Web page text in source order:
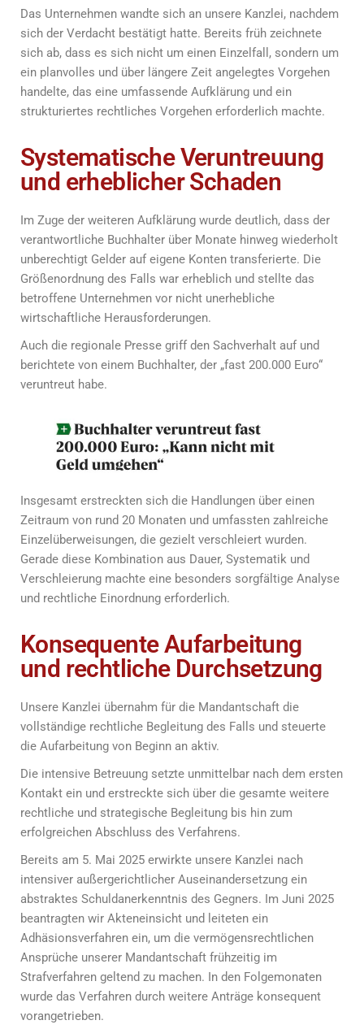
Das Unternehmen wandte sich an unsere Kanzlei, nachdem
sich der Verdacht bestätigt hatte. Bereits früh zeichnete
sich ab, dass es sich nicht um einen Einzelfall, sondern um
ein planvolles und über längere Zeit angelegtes Vorgehen
handelte, das eine umfassende Aufklärung und ein
strukturiertes rechtliches Vorgehen erforderlich machte.
Systematische Veruntreuung
und erheblicher Schaden
Im Zuge der weiteren Aufklärung wurde deutlich, dass der
verantwortliche Buchhalter über Monate hinweg wiederholt
unberechtigt Gelder auf eigene Konten transferierte. Die
Größenordnung des Falls war erheblich und stellte das
betroffene Unternehmen vor nicht unerhebliche
wirtschaftliche Herausforderungen.
Auch die regionale Presse griff den Sachverhalt auf und
berichtete von einem Buchhalter, der „fast 200.000 Euro“
veruntreut habe.
Insgesamt erstreckten sich die Handlungen über einen
Zeitraum von rund 20 Monaten und umfassten zahlreiche
Einzelüberweisungen, die gezielt verschleiert wurden.
Gerade diese Kombination aus Dauer, Systematik und
Verschleierung machte eine besonders sorgfältige Analyse
und rechtliche Einordnung erforderlich.
Konsequente Aufarbeitung
und rechtliche Durchsetzung
Unsere Kanzlei übernahm für die Mandantschaft die
vollständige rechtliche Begleitung des Falls und steuerte
die Aufarbeitung von Beginn an aktiv.
Die intensive Betreuung setzte unmittelbar nach dem ersten
Kontakt ein und erstreckte sich über die gesamte weitere
rechtliche und strategische Begleitung bis hin zum
erfolgreichen Abschluss des Verfahrens.
Bereits am 5. Mai 2025 erwirkte unsere Kanzlei nach
intensiver außergerichtlicher Auseinandersetzung ein
abstraktes Schuldanerkenntnis des Gegners. Im Juni 2025
beantragten wir Akteneinsicht und leiteten ein
Adhäsionsverfahren ein, um die vermögensrechtlichen
Ansprüche unserer Mandantschaft frühzeitig im
Strafverfahren geltend zu machen. In den Folgemonaten
wurde das Verfahren durch weitere Anträge konsequent
vorangetrieben.